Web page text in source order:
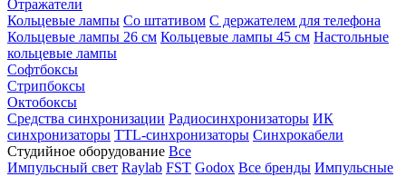
Отражатели
Кольцевые лампы Со штативом С держателем для телефона
Кольцевые лампы 26 см Кольцевые лампы 45 см Настольные
кольцевые лампы
Софтбоксы
Стрипбоксы
Октобоксы
Средства синхронизации Радиосинхронизаторы ИК
синхронизаторы TTL-синхронизаторы Синхрокабели
Студийное оборудование Все
Импульсный свет Raylab FST Godox Все бренды Импульсные